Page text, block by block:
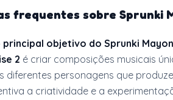
frequentes sobre Sprunki
principal objetivo do Sprunki
2 é criar composições musicais
diferentes personagens que
a criatividade e a